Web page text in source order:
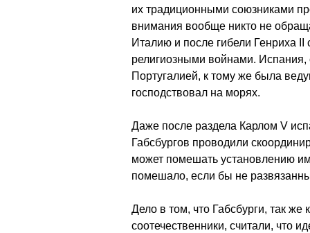
их традиционными союзниками
внимания вообще никто не
Италию и после гибели Генриха II
религиозными войнами. Испания,
Португалией, к тому же была
господствовал на морях.
Даже после раздела Карлом V
Габсбургов проводили
может помешать установлению
помешало, если бы не
Дело в том, что Габсбурги, так
соотечественники, считали, что